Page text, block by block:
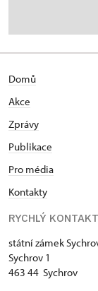
Domů
Akce
Zprávy
Publikace
Pro média
Kontakty
RYCHLÝ KONTAKT
státní zámek
Sychrov 1
463 44 Sychrov